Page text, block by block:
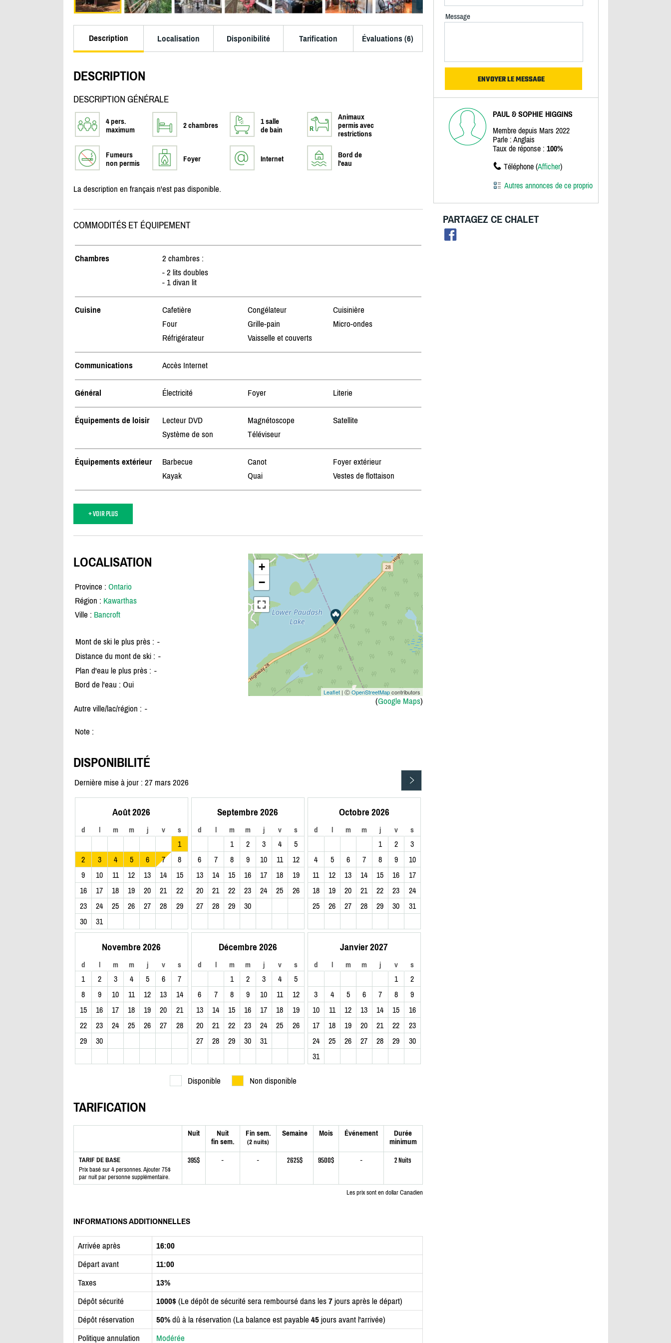
Description Localisation Disponibilité Tarification Évaluations (6)
DESCRIPTION
DESCRIPTION GÉNÉRALE
4 pers.
maximum
2 chambres
1 salle
de bain
Animaux
permis avec
restrictions
Fumeurs
non permis
Foyer Internet
Bord de
l'eau
La description en français n'est pas disponible.
COMMODITÉS ET ÉQUIPEMENT
Chambres
2 chambres :
- 2 lits doubles
- 1 divan lit
Cuisine Cafetière Congélateur
Cuisinière
Four
Grille-pain
Micro-ondes
Réfrigérateur
Vaisselle et couverts
Communications Accès Internet
Général Électricité Foyer Literie
Équipements de loisir Lecteur DVD Magnétoscope
Satellite
Système de son
Téléviseur
Équipements extérieur Barbecue Canot
Foyer extérieur
Kayak
Quai Vestes de flottaison
+ VOIR PLUS
+
−
Leaflet| ⒸOpenStreetMapcontributors
(Google Maps)
LOCALISATION
Province : Ontario
Région : Kawarthas
Ville : Bancroft
Mont de ski le plus près : -
Distance du mont de ski : -
Plan d'eau le plus près : -
Bord de l'eau : Oui
Autre ville/lac/région : -
Note :
DISPONIBILITÉ
Dernière mise à jour : 27 mars 2026
Août 2026
d l m m j v s
1
2
3 4 5 6 7
8
9
10 11 12 13 14
15
16
17 18 19 20 21
22
23
24 25 26 27 28
29
30
31
Septembre 2026
d l m m j v s
1 2 3 4
5
6
7 8 9 10 11
12
13
14 15 16 17 18
19
20
21 22 23 24 25
26
27
28 29 30
Octobre 2026
d l m m j v s
1 2
3
4
5 6 7 8 9
10
11
12 13 14 15 16
17
18
19 20 21 22 23
24
25
26 27 28 29 30 31
Novembre 2026
d l m m j v s
1 2 3 4 5 6
7
8
9 10 11 12 13
14
15
16 17 18 19 20
21
22
23 24 25 26 27
28
29
30
Décembre 2026
d l m m j v s
1 2 3 4
5
6
7 8 9 10 11
12
13
14 15 16 17 18
19
20
21 22 23 24 25
26
27
28 29 30 31
Janvier 2027
d l m m j v s
1
2
3
4 5 6 7 8
9
10
11 12 13 14 15
16
17
18 19 20 21 22
23
24
25 26 27 28 29
30
31
Disponible Non disponible
TARIFICATION
Nuit
Nuit
fin sem.
Fin sem.
(2 nuits)
Semaine Mois Événement
Durée
minimum
TARIF DE BASE
Prix basé sur 4 personnes. Ajouter 75$
par nuit par personne supplémentaire.
395$ - - 2625$ 9500$ - 2 Nuits
Les prix sont en dollar Canadien
INFORMATIONS ADDITIONNELLES
Arrivée après
16:00
Départ avant
11:00
Taxes
13%
Dépôt sécurité
1000$ (Le dépôt de sécurité sera remboursé dans les 7jours après le départ)
Dépôt réservation
50%dû à la réservation (La balance est payable 45jours avant l'arrivée)
Politique annulation
Modérée
Message
PAUL & SOPHIE HIGGINS
Membre depuis Mars 2022
Parle : Anglais
Taux de réponse : 100%
Téléphone (Afficher)
Autres annonces de ce proprio
PARTAGEZ CE CHALET